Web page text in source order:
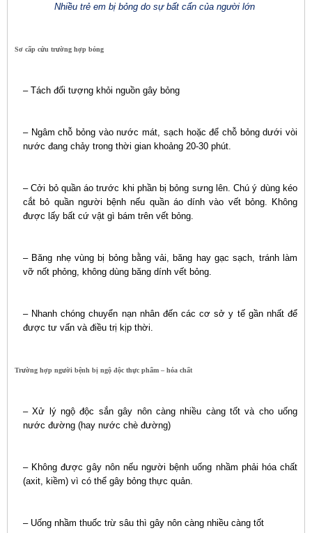
Nhiều trẻ em bị bỏng do sự bất cẩn của người lớn
Sơ cấp cứu trường hợp bỏng
– Tách đối tượng khỏi nguồn gây bỏng
– Ngâm chỗ bỏng vào nước mát, sạch hoặc để chỗ bỏng dưới vòi
nước đang chảy trong thời gian khoảng 20-30 phút.
– Cởi bỏ quần áo trước khi phần bị bỏng sưng lên. Chú ý dùng kéo
cắt bỏ quần người bệnh nếu quần áo dính vào vết bỏng. Không
được lấy bất cứ vật gì bám trên vết bỏng.
– Băng nhẹ vùng bị bỏng bằng vải, băng hay gạc sạch, tránh làm
vỡ nốt phỏng, không dùng băng dính vết bỏng.
– Nhanh chóng chuyển nạn nhân đến các cơ sở y tế gần nhất để
được tư vấn và điều trị kịp thời.
Trường hợp người bệnh bị ngộ độc thực phẩm – hóa chất
– Xử lý ngộ độc sắn gây nôn càng nhiều càng tốt và cho uống
nước đường (hay nước chè đường)
– Không được gây nôn nếu người bệnh uống nhầm phải hóa chất
(axit, kiềm) vì có thể gây bỏng thực quản.
– Uống nhầm thuốc trừ sâu thì gây nôn càng nhiều càng tốt